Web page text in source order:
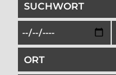
Beginn des
geben Sie den Ort